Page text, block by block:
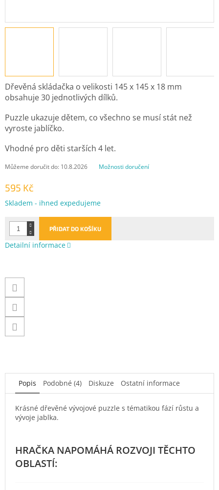
595 Kč
Měrná
Skladem - ihned expedujeme
Můžeme doručit do: 10.8.2026 Možnosti doručení
PŘIDAT DO KOŠÍKU
Dřevěná skládačka o velikosti 145 x 145 x 18 mm
obsahuje 30 jednotlivých dílků.
Puzzle ukazuje dětem, co všechno se musí stát než
vyroste jablíčko.
Vhodné pro děti starších 4 let.
Detailní informace
Popis Podobné (4) Diskuze Ostatní informace
Krásné dřevěné vývojové puzzle s tématikou fází růstu a
vývoje jablka.